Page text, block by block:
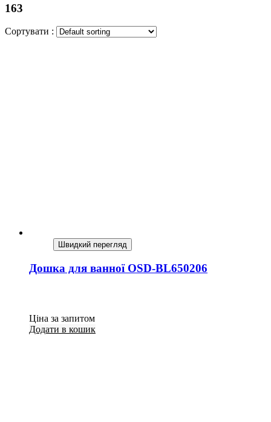
163
Сортувати :
Швидкий перегляд
Дошка для ванної OSD-BL650206
Ціна за запитом
Додати в кошик